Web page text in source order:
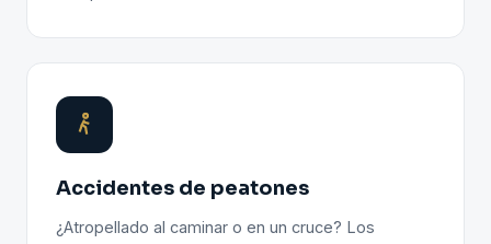
Accidentes de peatones
¿Atropellado al caminar o en un cruce? Los